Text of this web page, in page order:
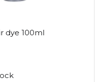
dye 100ml